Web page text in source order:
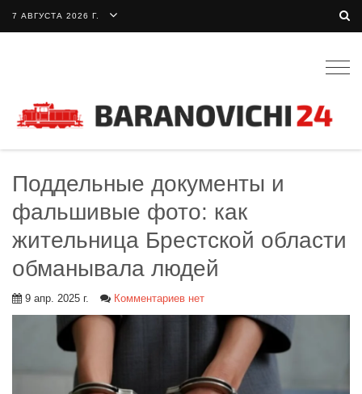
7 АВГУСТА 2026 Г.
Поддельные документы и
фальшивые фото: как
жительница Брестской области
обманывала людей
9 апр. 2025 г. Комментариев нет